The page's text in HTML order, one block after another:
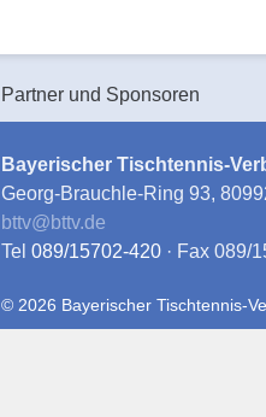
Partner und Sponsoren
Bayerischer Tischtennis-
Georg-Brauchle-Ring 93,
bttv@bttv.de
Tel 089/15702-420 · Fax 089/
© 2026 Bayerischer Tischtennis-